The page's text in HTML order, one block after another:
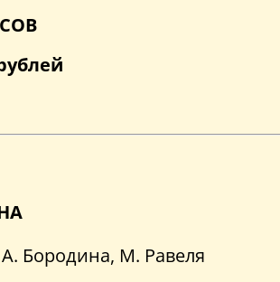
Бородина, М. Равеля